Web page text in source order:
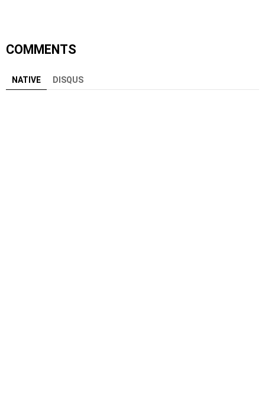
COMMENTS
NATIVE DISQUS